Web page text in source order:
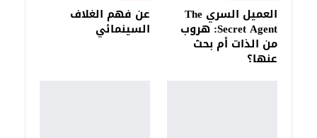
العميل السري The
Secret Agent: هروب
من الذات أم بحث
عنها؟
عن فهم الغلاف
السينمائي